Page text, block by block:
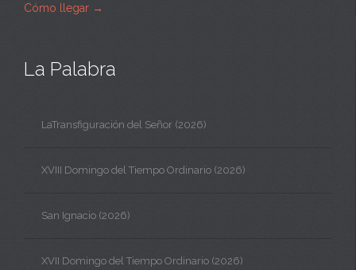
Cómo llegar →
La Palabra
LaTransfiguración del Señor (2026)
XVIII Domingo del Tiempo Ordinario (2026)
San Ignacio (2026)
XVII Domingo del Tiempo Ordinario (2026)